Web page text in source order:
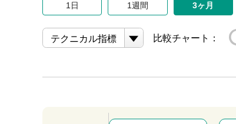
1日 1週間 3ヶ月
テクニカル指標 比較チャート：